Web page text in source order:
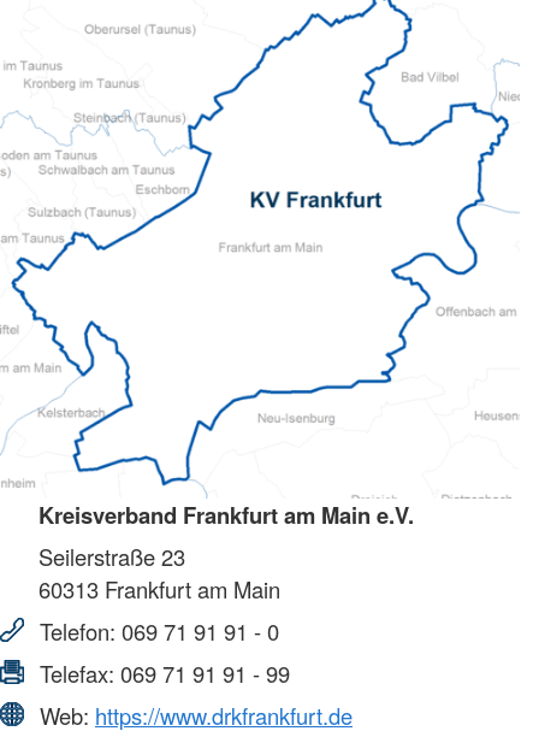
Kreisverband Frankfurt am Main e.V.
Seilerstraße 23
60313 Frankfurt am Main
Telefon: 069 71 91 91 - 0
Telefax: 069 71 91 91 - 99
Web: https://www.drkfrankfurt.de